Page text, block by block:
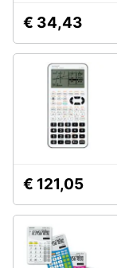
€ 34,43
€ 121,05